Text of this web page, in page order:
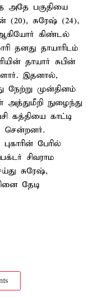
அதே பகுதியை
(20), சுரேஷ் (24),
கிண்டல்
தனது தாயாரிடம்
தாயார் சுபின்
இதனால்,
நேற்று முன்தினம்
அத்துமீறி நுழைந்து
கத்தியை காட்டி
சென்றனர்.
பேரில்
சிவராம
சுரேஷ்,
தேடி